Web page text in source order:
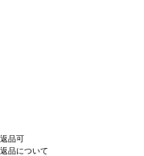
返品可
返品について